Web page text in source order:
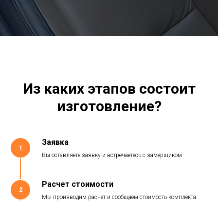
Из каких этапов состоит
изготовление?
1
Заявка
Вы оставляете заявку и встречаетесь с замерщиком
2
Расчет стоимости
Мы производим расчет и сообщаем стоимость комплекта